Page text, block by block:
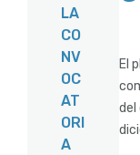
LA
CO
NV
OC
AT
ORI
A
El
del